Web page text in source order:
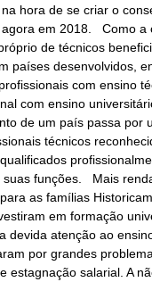
hora de se criar o
em 2018. Como a
de técnicos
países desenvolvidos,
com ensino
com ensino
de um país passa por
técnicos
suas funções. Mais
as famílias
em formação
devida atenção ao
por grandes
estagnação salarial. A